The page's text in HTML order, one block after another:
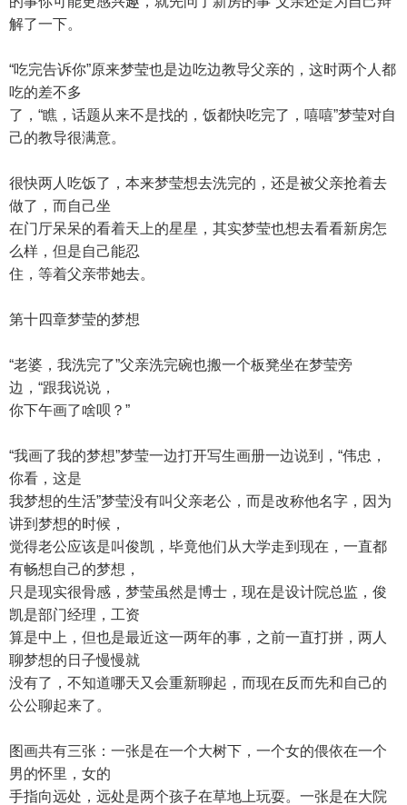
解了一下。
“吃完告诉你”原来梦莹也是边吃边教导父亲的，这时两个人都
吃的差不多
了，“瞧，话题从来不是找的，饭都快吃完了，嘻嘻”梦莹对自
己的教导很满意。
很快两人吃饭了，本来梦莹想去洗完的，还是被父亲抢着去
做了，而自己坐
在门厅呆呆的看着天上的星星，其实梦莹也想去看看新房怎
么样，但是自己能忍
住，等着父亲带她去。
第十四章梦莹的梦想
“老婆，我洗完了”父亲洗完碗也搬一个板凳坐在梦莹旁
边，“跟我说说，
你下午画了啥呗？”
“我画了我的梦想”梦莹一边打开写生画册一边说到，“伟忠，
你看，这是
我梦想的生活”梦莹没有叫父亲老公，而是改称他名字，因为
讲到梦想的时候，
觉得老公应该是叫俊凯，毕竟他们从大学走到现在，一直都
有畅想自己的梦想，
只是现实很骨感，梦莹虽然是博士，现在是设计院总监，俊
凯是部门经理，工资
算是中上，但也是最近这一两年的事，之前一直打拼，两人
聊梦想的日子慢慢就
没有了，不知道哪天又会重新聊起，而现在反而先和自己的
公公聊起来了。
图画共有三张：一张是在一个大树下，一个女的偎依在一个
男的怀里，女的
手指向远处，远处是两个孩子在草地上玩耍。一张是在大院